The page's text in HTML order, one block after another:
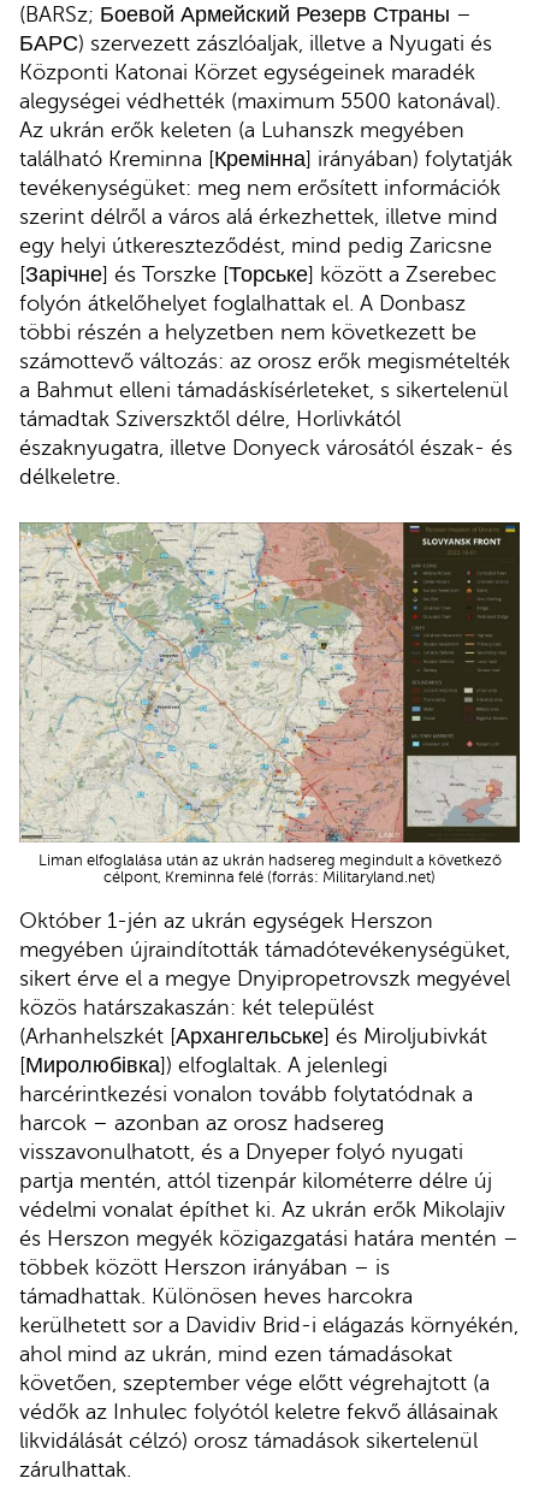
(BARSz; Боевой Армейский Резерв Страны –
БАРС) szervezett zászlóaljak, illetve a Nyugati és
Központi Katonai Körzet egységeinek maradék
alegységei védhették (maximum 5500 katonával).
Az ukrán erők keleten (a Luhanszk megyében
található Kreminna [Кремінна] irányában) folytatják
tevékenységüket: meg nem erősített információk
szerint délről a város alá érkezhettek, illetve mind
egy helyi útkereszteződést, mind pedig Zaricsne
[Зарічне] és Torszke [Торське] között a Zserebec
folyón átkelőhelyet foglalhattak el. A Donbasz
többi részén a helyzetben nem következett be
számottevő változás: az orosz erők megismételték
a Bahmut elleni támadáskísérleteket, s sikertelenül
támadtak Sziverszktől délre, Horlivkától
északnyugatra, illetve Donyeck városától észak- és
délkeletre.
Liman elfoglalása után az ukrán hadsereg megindult a következő
célpont, Kreminna felé (forrás: Militaryland.net)
Október 1-jén az ukrán egységek Herszon
megyében újraindították támadótevékenységüket,
sikert érve el a megye Dnyipropetrovszk megyével
közös határszakaszán: két települést
(Arhanhelszkét [Архангельське] és Miroljubivkát
[Миролюбівка]) elfoglaltak. A jelenlegi
harcérintkezési vonalon tovább folytatódnak a
harcok – azonban az orosz hadsereg
visszavonulhatott, és a Dnyeper folyó nyugati
partja mentén, attól tizenpár kilométerre délre új
védelmi vonalat építhet ki. Az ukrán erők Mikolajiv
és Herszon megyék közigazgatási határa mentén –
többek között Herszon irányában – is
támadhattak. Különösen heves harcokra
kerülhetett sor a Davidiv Brid-i elágazás környékén,
ahol mind az ukrán, mind ezen támadásokat
követően, szeptember vége előtt végrehajtott (a
védők az Inhulec folyótól keletre fekvő állásainak
likvidálását célzó) orosz támadások sikertelenül
zárulhattak.